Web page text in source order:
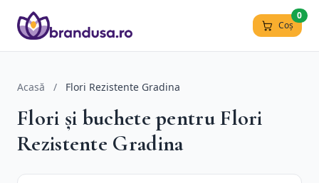
Coș
0
Acasă / Flori Rezistente Gradina
Flori și buchete pentru Flori
Rezistente Gradina